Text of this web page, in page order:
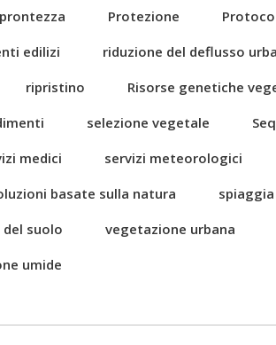
prontezza Protezione
edilizi riduzione del deflusso
ripristino Risorse genetiche
selezione vegetale
medici servizi meteorologici
basate sulla natura spiaggia
del suolo vegetazione urbana
umide